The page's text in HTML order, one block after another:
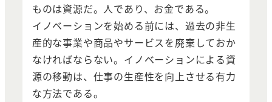
ものは資源だ。人であり、お金である。
イノベーションを始める前には、過去の非生
産的な事業や商品やサービスを廃棄しておか
なければならない。イノベーションによる資
源の移動は、仕事の生産性を向上させる有力
な方法である。